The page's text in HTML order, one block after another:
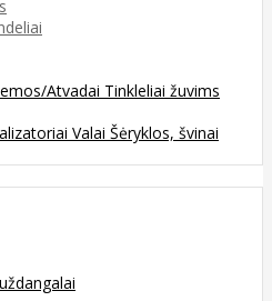
Atvadai Tinkleliai žuvims
Valai Šėryklos, švinai